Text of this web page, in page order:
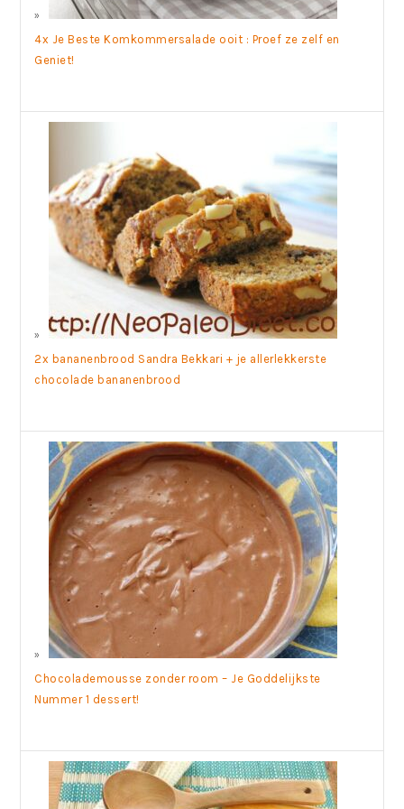
4x Je Beste Komkommersalade ooit : Proef ze zelf en
Geniet!
2x bananenbrood Sandra Bekkari + je allerlekkerste
chocolade bananenbrood
Chocolademousse zonder room – Je Goddelijkste
Nummer 1 dessert!